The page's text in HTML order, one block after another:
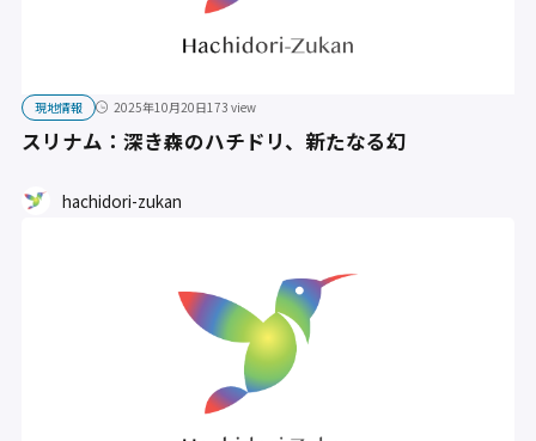
現地情報 2025年10月20日173 view
スリナム：深き森のハチドリ、新たなる幻
hachidori-zukan